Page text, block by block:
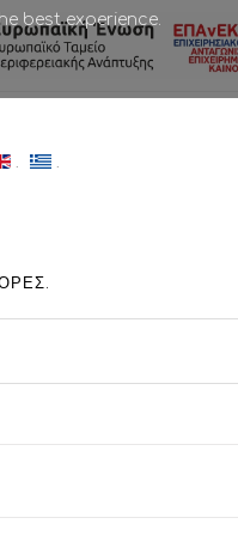
. .
best experience.